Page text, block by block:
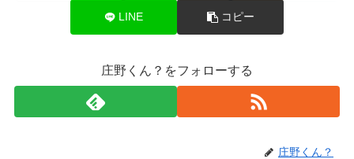
LINE コピー
庄野くん？をフォローする
庄野くん？